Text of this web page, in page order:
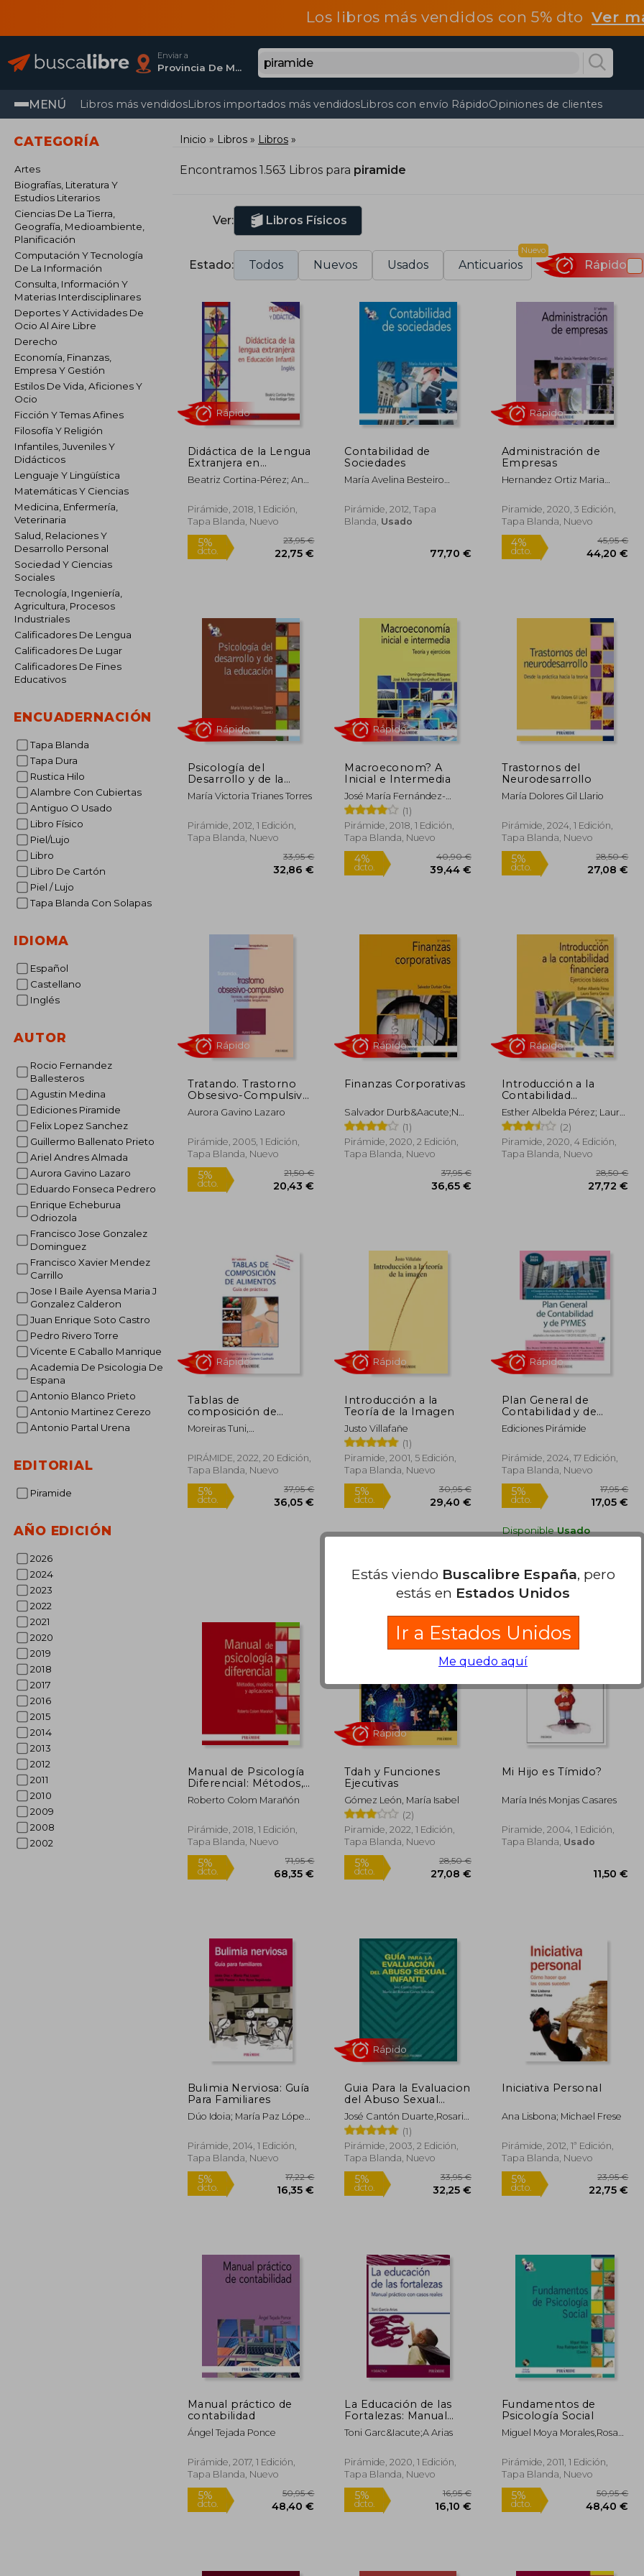
Los libros más vendidos con 5% dtoVer
Enviar a
Provincia De Madrid
MENÚ Libros más vendidosLibros importados más vendidosLibros con envío RápidoOpiniones de clientes
CATEGORÍA
Artes
Biografías, Literatura Y
Estudios Literarios
Ciencias De La Tierra,
Geografía, Medioambiente,
Planificación
Computación Y Tecnología
De La Información
Consulta, Información Y
Materias Interdisciplinares
Deportes Y Actividades De
Ocio Al Aire Libre
Derecho
Economía, Finanzas,
Empresa Y Gestión
Estilos De Vida, Aficiones Y
Ocio
Ficción Y Temas Afines
Filosofía Y Religión
Infantiles, Juveniles Y
Didácticos
Lenguaje Y Lingüística
Matemáticas Y Ciencias
Medicina, Enfermería,
Veterinaria
Salud, Relaciones Y
Desarrollo Personal
Sociedad Y Ciencias
Sociales
Tecnología, Ingeniería,
Agricultura, Procesos
Industriales
Calificadores De Lengua
Calificadores De Lugar
Calificadores De Fines
Educativos
ENCUADERNACIÓN
Tapa Blanda
Tapa Dura
Rustica Hilo
Alambre Con Cubiertas
Antiguo O Usado
Libro Físico
Piel/Lujo
Libro
Libro De Cartón
Piel / Lujo
Tapa Blanda Con Solapas
IDIOMA
Español
Castellano
Inglés
AUTOR
Rocio Fernandez
Ballesteros
Agustin Medina
Ediciones Piramide
Felix Lopez Sanchez
Guillermo Ballenato Prieto
Ariel Andres Almada
Aurora Gavino Lazaro
Eduardo Fonseca Pedrero
Enrique Echeburua
Odriozola
Francisco Jose Gonzalez
Dominguez
Francisco Xavier Mendez
Carrillo
Jose I Baile Ayensa Maria J
Gonzalez Calderon
Juan Enrique Soto Castro
Pedro Rivero Torre
Vicente E Caballo Manrique
Academia De Psicologia De
Espana
Antonio Blanco Prieto
Antonio Martinez Cerezo
Antonio Partal Urena
EDITORIAL
Piramide
AÑO EDICIÓN
2026
2024
2023
2022
2021
2020
2019
2018
2017
2016
2015
2014
2013
2012
2011
2010
2009
2008
2002
Inicio Libros Libros
Encontramos 1.563 Libros para piramide
Ver: Libros Físicos
Estado: Todos Nuevos Usados Anticuarios
Nuevo
Rápido
Didáctica de la Lengua
Extranjera en
Educación Infantil:
Inglés (Psicología)
Beatriz Cortina-Pérez; Ana
Pirámide, 2018, 1 Edición,
Tapa Blanda, Nuevo
Rápido
Contabilidad de
Sociedades
María Avelina Besteiro
Pirámide, 2012, Tapa
Blanda, Usado
77,70 €
Administración de
Empresas
Hernandez Ortiz Maria
Piramide, 2020, 3 Edición,
Tapa Blanda, Nuevo
Rápido
Psicología del
Desarrollo y de la
Educación
María Victoria Trianes Torres
Pirámide, 2012, 1 Edición,
Tapa Blanda, Nuevo
Macroeconom? A
Inicial e Intermedia
José María Fernández-
Crehuet Santos,Domingo
Giménez Blázquez
(1)
Pirámide, 2018, 1 Edición,
Tapa Blanda, Nuevo
4%
dcto.
Trastornos del
Neurodesarrollo
María Dolores Gil Llario
Pirámide, 2024, 1 Edición,
Tapa Blanda, Nuevo
5%
dcto.
Tratando. Trastorno
Obsesivo-Compulsivo/
Treating Obsesive
Compulsive
Estrategias Generales
y Habilidades
Aurora Gavino Lazaro
Pirámide, 2005, 1 Edición,
Tapa Blanda, Nuevo
5%
dcto.
Rápido
Finanzas Corporativas
Salvador Durb&Aacute;N
Oliva
(1)
Pirámide, 2020, 2 Edición,
Tapa Blanda, Nuevo
37,95 €
Rápido
Introducción a la
Contabilidad
Financiera: Ejercicios
Básicos
Esther Albelda Pérez; Laura
Sierra García (2)
Piramide, 2020, 4 Edición,
Tapa Blanda, Nuevo
Rápido
Tablas de
composición de
alimentos
Moreiras Tuni,
Ángeles;Cabrera Forneiro,
Luisa;Cuadrado Vives,
Carmen
PIRÁMIDE, 2022, 20 Edición,
Tapa Blanda, Nuevo
5%
dcto.
Introducción a la
Teoría de la Imagen
Justo Villafañe
(1)
Piramide, 2001, 5 Edición,
Tapa Blanda, Nuevo
30,95 €
29,40 €
Plan General de
Contabilidad y de
Pymes: Reales
Decretos 1514
Ediciones Pirámide
Pirámide, 2024, 17 Edición,
Tapa Blanda, Nuevo
DisponibleUsado
Manual de Psicología
Diferencial: Métodos,
Modelos y
Aplicaciones
Roberto Colom Marañón
Pirámide, 2018, 1 Edición,
Tapa Blanda, Nuevo
68,35 €
Tdah y Funciones
Ejecutivas
Gómez León, María Isabel
(2)
Piramide, 2022, 1 Edición,
Tapa Blanda, Nuevo
27,08 €
Mi Hijo es Tímido?
María Inés Monjas Casares
Piramide, 2004, 1 Edición,
Tapa Blanda, Usado
Bulimia Nerviosa: Guía
Para Familiares
Dúo Idoia; María Paz López;
Sepúlveda
Pirámide, 2014, 1 Edición,
Tapa Blanda, Nuevo
5%
dcto.
17,22 €
16,35 €
Guia Para la Evaluacion
del Abuso Sexual
Infantil
José Cantón Duarte,Rosario
Cortés Arboleda
(1)
Pirámide, 2003, 2 Edición,
Tapa Blanda, Nuevo
5%
dcto.
33,95 €
32,25 €
Rápido
Iniciativa Personal
Ana Lisbona; Michael Frese
Pirámide, 2012, 1ª Edición,
Tapa Blanda, Nuevo
5%
dcto.
Manual práctico de
contabilidad
Ángel Tejada Ponce
Pirámide, 2017, 1 Edición,
Tapa Blanda, Nuevo
La Educación de las
Fortalezas: Manual
Práctico con Casos
Reales
Toni Garc&Iacute;A Arias
Pirámide, 2020, 1 Edición,
Tapa Blanda, Nuevo
Fundamentos de
Psicología Social
Miguel Moya Morales,Rosa
Pirámide, 2011, 1 Edición,
Tapa Blanda, Nuevo
Estás viendo Buscalibre España, pero
estás en Estados Unidos
Ir a Estados Unidos
Me quedo aquí